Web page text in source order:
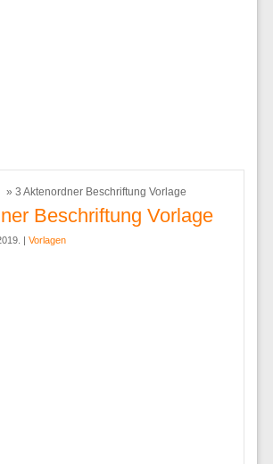
» 3 Aktenordner Beschriftung Vorlage
Beschriftung Vorlage
| Vorlagen